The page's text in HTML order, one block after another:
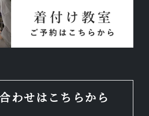
わせはこちらから